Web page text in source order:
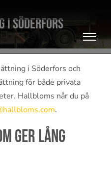
i Söderfors
i Söderfors och
för både privata
Hallbloms når du på
.
ger lång